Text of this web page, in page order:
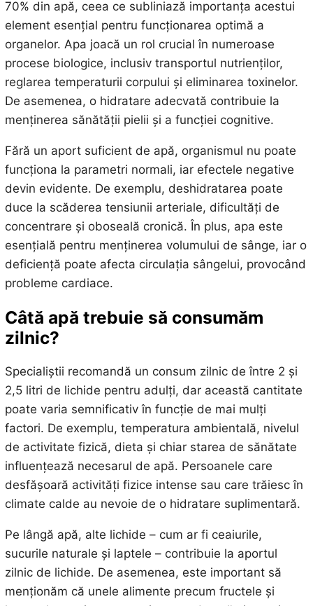
70% din apă, ceea ce subliniază importanța acestui
element esențial pentru funcționarea optimă a
organelor. Apa joacă un rol crucial în numeroase
procese biologice, inclusiv transportul nutrienților,
reglarea temperaturii corpului și eliminarea toxinelor.
De asemenea, o hidratare adecvată contribuie la
menținerea sănătății pielii și a funcției cognitive.
Fără un aport suficient de apă, organismul nu poate
funcționa la parametri normali, iar efectele negative
devin evidente. De exemplu, deshidratarea poate
duce la scăderea tensiunii arteriale, dificultăți de
concentrare și oboseală cronică. În plus, apa este
esențială pentru menținerea volumului de sânge, iar o
deficiență poate afecta circulația sângelui, provocând
probleme cardiace.
Câtă apă trebuie să consumăm
zilnic?
Specialiștii recomandă un consum zilnic de între 2 și
2,5 litri de lichide pentru adulți, dar această cantitate
poate varia semnificativ în funcție de mai mulți
factori. De exemplu, temperatura ambientală, nivelul
de activitate fizică, dieta și chiar starea de sănătate
influențează necesarul de apă. Persoanele care
desfășoară activități fizice intense sau care trăiesc în
climate calde au nevoie de o hidratare suplimentară.
Pe lângă apă, alte lichide – cum ar fi ceaiurile,
sucurile naturale și laptele – contribuie la aportul
zilnic de lichide. De asemenea, este important să
menționăm că unele alimente precum fructele și